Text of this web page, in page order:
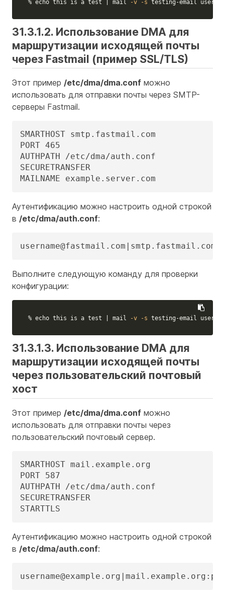
% echo this is a test | mail -v -s testing-email
31.3.1.2. Использование DMA для
маршрутизации исходящей почты
через Fastmail (пример SSL/TLS)
Этот пример /etc/dma/dma.conf можно
использовать для отправки почты через SMTP-
серверы Fastmail.
SMARTHOST smtp.fastmail.com
PORT 465
AUTHPATH /etc/dma/auth.conf
SECURETRANSFER
MAILNAME example.server.com
Аутентификацию можно настроить одной строкой
в /etc/dma/auth.conf:
Выполните следующую команду для проверки
конфигурации:
% echo this is a test | mail -v -s testing-email
31.3.1.3. Использование DMA для
маршрутизации исходящей почты
через пользовательский почтовый
хост
Этот пример /etc/dma/dma.conf можно
использовать для отправки почты через
пользовательский почтовый сервер.
SMARTHOST mail.example.org
PORT 587
AUTHPATH /etc/dma/auth.conf
SECURETRANSFER
STARTTLS
Аутентификацию можно настроить одной строкой
в /etc/dma/auth.conf: